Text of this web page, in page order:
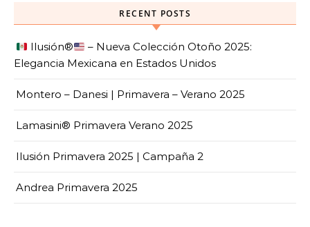
RECENT POSTS
Ilusión®️
– Nueva Colección Otoño 2025:
Elegancia Mexicana en Estados Unidos
Montero – Danesi | Primavera – Verano 2025
Lamasini® Primavera Verano 2025
Ilusión Primavera 2025 | Campaña 2
Andrea Primavera 2025